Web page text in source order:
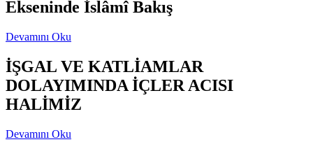
Ekseninde İslâmî Bakış
Devamını Oku
İŞGAL VE KATLİAMLAR
DOLAYIMINDA İÇLER ACISI
HALİMİZ
Devamını Oku